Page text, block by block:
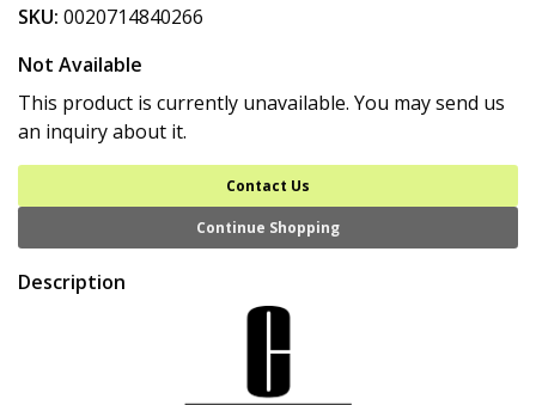
SKU: 0020714840266
Not Available
This product is currently unavailable. You may send us
an inquiry about it.
Contact Us
Continue Shopping
Description